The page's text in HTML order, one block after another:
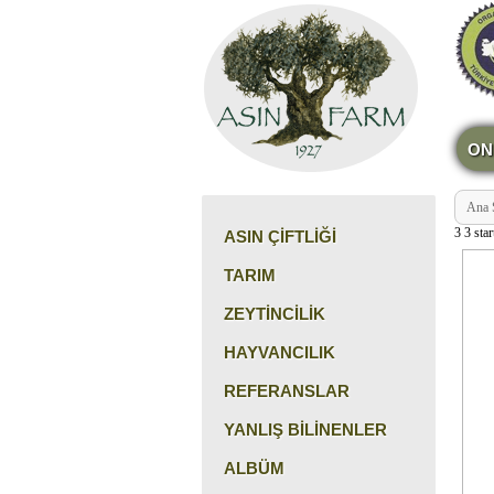
ASIN ÇİFTLİĞİ
TARIM
ZEYTİNCİLİK
HAYVANCILIK
REFERANSLAR
YANLIŞ BİLİNENLER
ALBÜM
Ana
3 3